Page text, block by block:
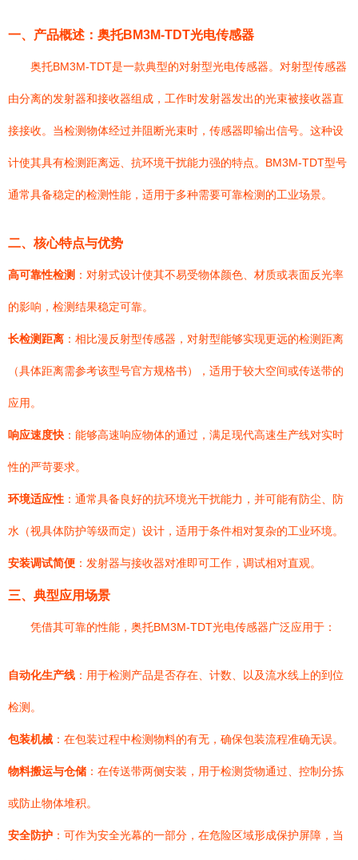
一、产品概述：奥托BM3M-TDT光电传感器
奥托BM3M-TDT是一款典型的对射型光电传感器。对射型传感器
由分离的发射器和接收器组成，工作时发射器发出的光束被接收器直
接接收。当检测物体经过并阻断光束时，传感器即输出信号。这种设
计使其具有检测距离远、抗环境干扰能力强的特点。BM3M-TDT型号
通常具备稳定的检测性能，适用于多种需要可靠检测的工业场景。
二、核心特点与优势
高可靠性检测 ：对射式设计使其不易受物体颜色、材质或表面反光率
的影响，检测结果稳定可靠。
长检测距离 ：相比漫反射型传感器，对射型能够实现更远的检测距离
（具体距离需参考该型号官方规格书），适用于较大空间或传送带的
应用。
响应速度快 ：能够高速响应物体的通过，满足现代高速生产线对实时
性的严苛要求。
环境适应性 ：通常具备良好的抗环境光干扰能力，并可能有防尘、防
水（视具体防护等级而定）设计，适用于条件相对复杂的工业环境。
安装调试简便 ：发射器与接收器对准即可工作，调试相对直观。
三、典型应用场景
凭借其可靠的性能，奥托BM3M-TDT光电传感器广泛应用于：
自动化生产线 ：用于检测产品是否存在、计数、以及流水线上的到位
检测。
包装机械 ：在包装过程中检测物料的有无，确保包装流程准确无误。
物料搬运与仓储 ：在传送带两侧安装，用于检测货物通过、控制分拣
或防止物体堆积。
安全防护 ：可作为安全光幕的一部分，在危险区域形成保护屏障，当